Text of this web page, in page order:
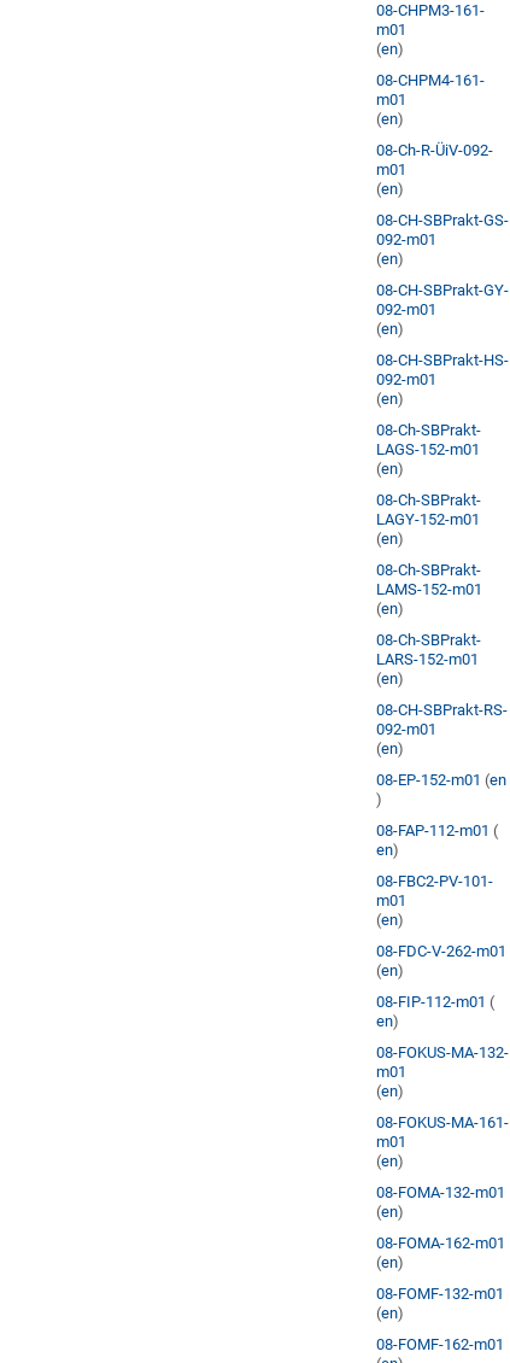
08-CHPM3-161-
m01
(en)
08-CHPM4-161-
m01
(en)
08-Ch-R-ÜiV-092-
m01
(en)
08-CH-SBPrakt-GS-
092-m01
(en)
08-CH-SBPrakt-GY-
092-m01
(en)
08-CH-SBPrakt-HS-
092-m01
(en)
08-Ch-SBPrakt-
LAGS-152-m01
(en)
08-Ch-SBPrakt-
LAGY-152-m01
(en)
08-Ch-SBPrakt-
LAMS-152-m01
(en)
08-Ch-SBPrakt-
LARS-152-m01
(en)
08-CH-SBPrakt-RS-
092-m01
(en)
08-EP-152-m01 (en
)
08-FAP-112-m01 (
en)
08-FBC2-PV-101-
m01
(en)
08-FDC-V-262-m01
(en)
08-FIP-112-m01 (
en)
08-FOKUS-MA-132-
m01
(en)
08-FOKUS-MA-161-
m01
(en)
08-FOMA-132-m01
(en)
08-FOMA-162-m01
(en)
08-FOMF-132-m01
(en)
08-FOMF-162-m01